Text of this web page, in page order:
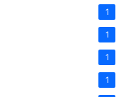
1
1
1
1